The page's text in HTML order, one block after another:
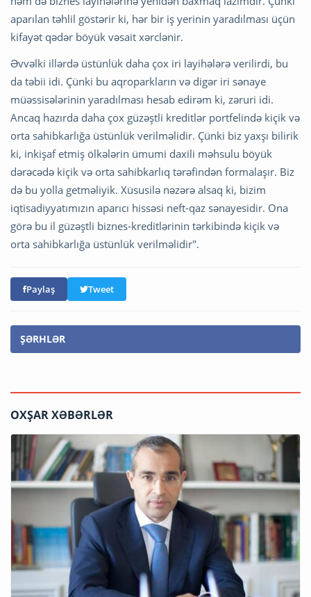
aparılan təhlil göstərir ki, hər bir iş yerinin yaradılması üçün
kifayət qədər böyük vəsait xərclənir.
Əvvəlki illərdə üstünlük daha çox iri layihələrə verilirdi, bu
da təbii idi. Çünki bu aqroparkların və digər iri sənaye
müəssisələrinin yaradılması hesab edirəm ki, zəruri idi.
Ancaq hazırda daha çox güzəştli kreditlər portfelində kiçik və
orta sahibkarlığa üstünlük verilməlidir. Çünki biz yaxşı bilirik
ki, inkişaf etmiş ölkələrin ümumi daxili məhsulu böyük
dərəcədə kiçik və orta sahibkarlıq tərəfindən formalaşır. Biz
də bu yolla getməliyik. Xüsusilə nəzərə alsaq ki, bizim
iqtisadiyyatımızın aparıcı hissəsi neft-qaz sənayesidir. Ona
görə bu il güzəştli biznes-kreditlərinin tərkibində kiçik və
orta sahibkarlığa üstünlük verilməlidir".
Paylaş Tweet
ŞƏRHLƏR
OXŞAR XƏBƏRLƏR